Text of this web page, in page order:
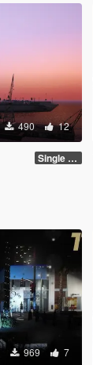
490 12
Single Player 1.0.0
969 7